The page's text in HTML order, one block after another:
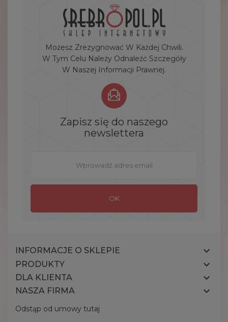
Możesz Zrezygnować W Każdej Chwili.
W Tym Celu Należy Odnaleźć Szczegóły
W Naszej Informacji Prawnej.
Zapisz się do naszego
newslettera
INFORMACJE O SKLEPIE 
PRODUKTY 
DLA KLIENTA 
NASZA FIRMA 
Odstąp od umowy tutaj